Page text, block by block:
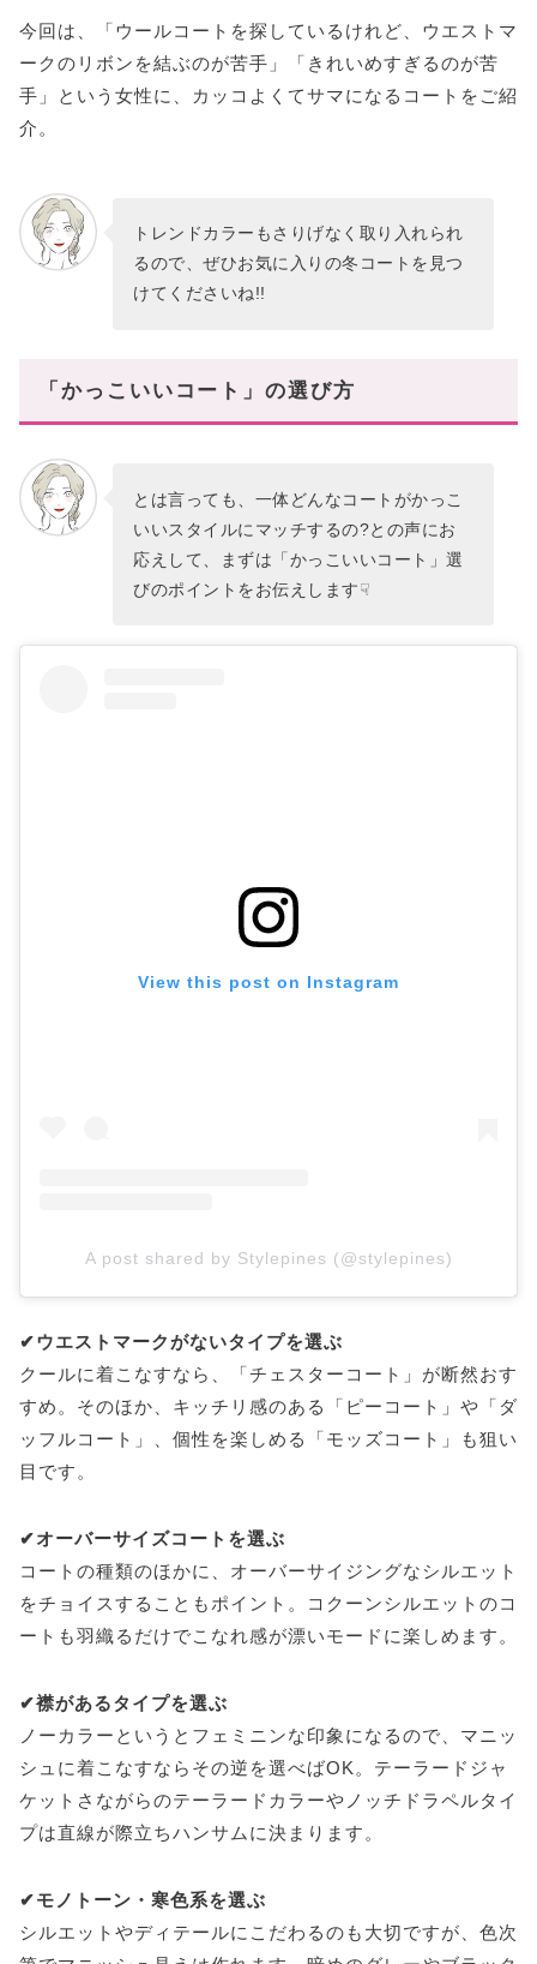
今回は、「ウールコートを探しているけれど、ウエストマ
ークのリボンを結ぶのが苦手」「きれいめすぎるのが苦
手」という女性に、カッコよくてサマになるコートをご紹
介。
トレンドカラーもさりげなく取り入れられ
るので、ぜひお気に入りの冬コートを見つ
けてくださいね!!
「かっこいいコート」の選び方
とは言っても、一体どんなコートがかっこ
いいスタイルにマッチするの?との声にお
応えして、まずは「かっこいいコート」選
びのポイントをお伝えします☟
View this post on Instagram
A post shared by Stylepines (@stylepines)
✔︎ウエストマークがないタイプを選ぶ
クールに着こなすなら、「チェスターコート」が断然おす
すめ。そのほか、キッチリ感のある「ピーコート」や「ダ
ッフルコート」、個性を楽しめる「モッズコート」も狙い
目です。
✔︎オーバーサイズコートを選ぶ
コートの種類のほかに、オーバーサイジングなシルエット
をチョイスすることもポイント。コクーンシルエットのコ
ートも羽織るだけでこなれ感が漂いモードに楽しめます。
✔︎襟があるタイプを選ぶ
ノーカラーというとフェミニンな印象になるので、マニッ
シュに着こなすならその逆を選べばOK。テーラードジャ
ケットさながらのテーラードカラーやノッチドラペルタイ
プは直線が際立ちハンサムに決まります。
✔︎モノトーン・寒色系を選ぶ
シルエットやディテールにこだわるのも大切ですが、色次